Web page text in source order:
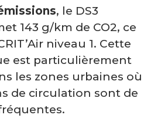
, le DS3
143 g/km de CO2, ce
niveau 1. Cette
est particulièrement
les zones urbaines où
de circulation sont de